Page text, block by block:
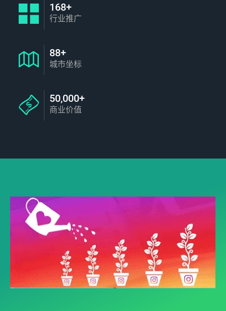
168+
行业推广
88+
城市坐标
50,000+
商业价值